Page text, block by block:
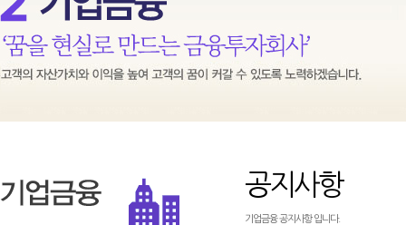
공지사항
기업금융 공지사항 입니다.